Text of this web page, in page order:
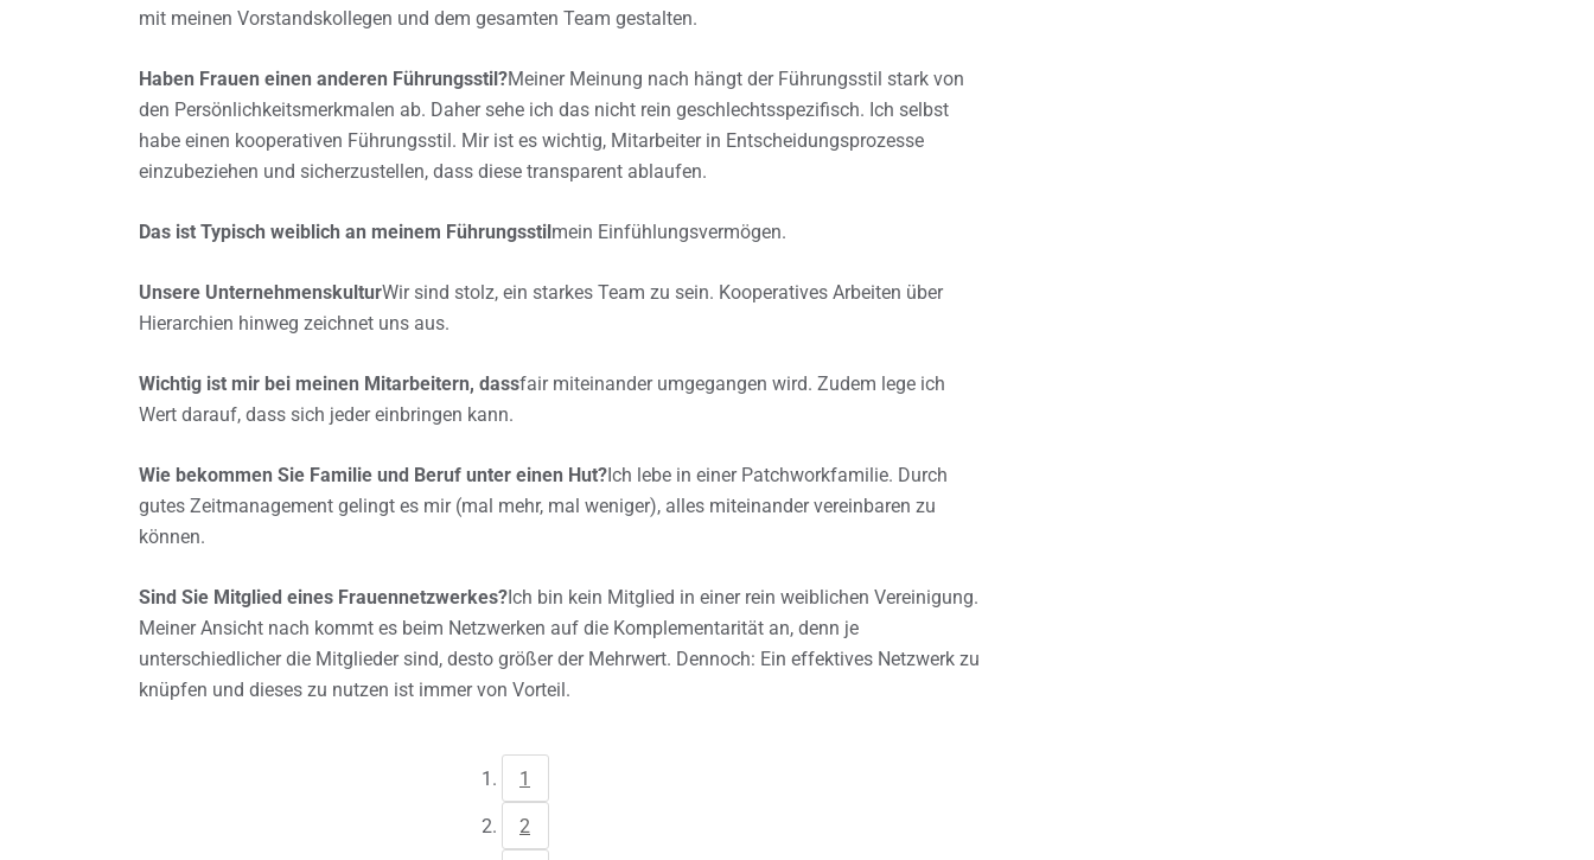
mit meinen Vorstandskollegen und dem gesamten Team gestalten.
Haben Frauen einen anderen Führungsstil?Meiner Meinung nach hängt der Führungsstil stark von
den Persönlichkeitsmerkmalen ab. Daher sehe ich das nicht rein geschlechtsspezifisch. Ich selbst
habe einen kooperativen Führungsstil. Mir ist es wichtig, Mitarbeiter in Entscheidungsprozesse
einzubeziehen und sicherzustellen, dass diese transparent ablaufen.
Das ist Typisch weiblich an meinem Führungsstilmein Einfühlungsvermögen.
Unsere UnternehmenskulturWir sind stolz, ein starkes Team zu sein. Kooperatives Arbeiten über
Hierarchien hinweg zeichnet uns aus.
Wichtig ist mir bei meinen Mitarbeitern, dassfair miteinander umgegangen wird. Zudem lege ich
Wert darauf, dass sich jeder einbringen kann.
Wie bekommen Sie Familie und Beruf unter einen Hut?Ich lebe in einer Patchworkfamilie. Durch
gutes Zeitmanagement gelingt es mir (mal mehr, mal weniger), alles miteinander vereinbaren zu
können.
Sind Sie Mitglied eines Frauennetzwerkes?Ich bin kein Mitglied in einer rein weiblichen Vereinigung.
Meiner Ansicht nach kommt es beim Netzwerken auf die Komplementarität an, denn je
unterschiedlicher die Mitglieder sind, desto größer der Mehrwert. Dennoch: Ein effektives Netzwerk zu
knüpfen und dieses zu nutzen ist immer von Vorteil.
1
2